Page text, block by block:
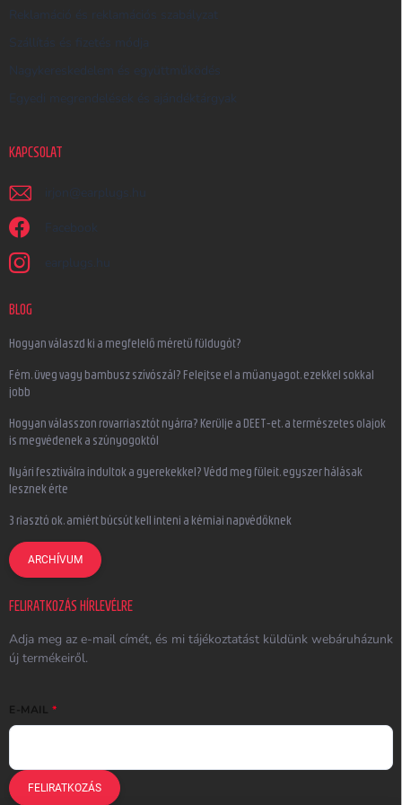
Reklamáció és reklamációs szabályzat
Szállítás és fizetés módja
Nagykereskedelem és együttműködés
Egyedi megrendelések és ajándéktárgyak
KAPCSOLAT
irjon @ earplugs.hu
Facebook
earplugs.hu
BLOG
Hogyan válaszd ki a megfelelő méretű füldugót?
Fém, üveg vagy bambusz szívószál? Felejtse el a műanyagot, ezekkel sokkal
jobb
Hogyan válasszon rovarriasztót nyárra? Kerülje a DEET-et, a természetes olajok
is megvédenek a szúnyogoktól
Nyári fesztiválra indultok a gyerekekkel? Védd meg füleit, egyszer hálásak
lesznek érte
3 riasztó ok, amiért búcsút kell inteni a kémiai napvédőknek
ARCHÍVUM
FELIRATKOZÁS HÍRLEVÉLRE
Adja meg az e-mail címét, és mi tájékoztatást küldünk webáruházunk
új termékeiről.
E-MAIL
FELIRATKOZÁS